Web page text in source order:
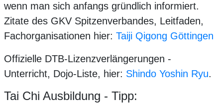
wenn man sich anfangs gründlich informiert.
Zitate des GKV Spitzenverbandes, Leitfaden,
Fachorganisationen hier: Taiji Qigong Göttingen
Offizielle DTB-Lizenzverlängerungen -
Unterricht, Dojo-Liste, hier: Shindo Yoshin Ryu.
Tai Chi Ausbildung - Tipp: